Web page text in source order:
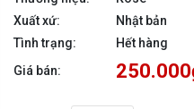
Xuất xứ:
Nhật bản
Tình trạng:
Hết hàng
Giá bán: